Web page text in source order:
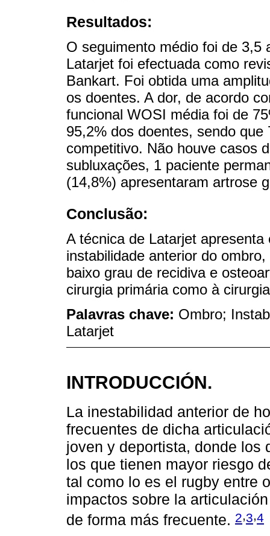
Resultados:
O seguimento médio foi de 3,5
Latarjet foi efectuada como
Bankart. Foi obtida uma
os doentes. A dor, de acordo
funcional WOSI média foi de
95,2% dos doentes, sendo
competitivo. Não houve casos
subluxações, 1 paciente
(14,8%) apresentaram artrose
Conclusão:
A técnica de Latarjet
instabilidade anterior do
baixo grau de recidiva e
cirurgia primária como à
Palavras chave: Ombro;
Latarjet
INTRODUCCIÓN.
La inestabilidad anterior de
frecuentes de dicha
joven y deportista, donde los
los que tienen mayor riesgo
tal como lo es el rugby entre
impactos sobre la
de forma más frecuente. 2,3,4